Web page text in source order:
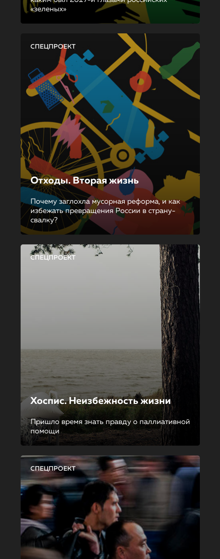
«зеленых»
СПЕЦПРОЕКТ
Отходы. Вторая жизнь
Почему заглохла мусорная реформа, и как
избежать превращения России в страну-
свалку?
СПЕЦПРОЕКТ
Хоспис. Неизбежность жизни
Пришло время знать правду о паллиативной
помощи
СПЕЦПРОЕКТ